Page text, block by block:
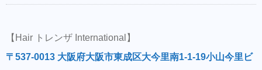
【Hair トレンザ International】
〒537-0013 大阪府大阪市東成区大今里南1-1-19小山今里ビ